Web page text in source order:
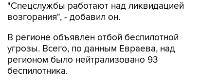
"Спецслужбы работают над ликвидацией
возгорания", - добавил он.
В регионе объявлен отбой беспилотной
угрозы. Всего, по данным Евраева, над
регионом было нейтрализовано 93
беспилотника.